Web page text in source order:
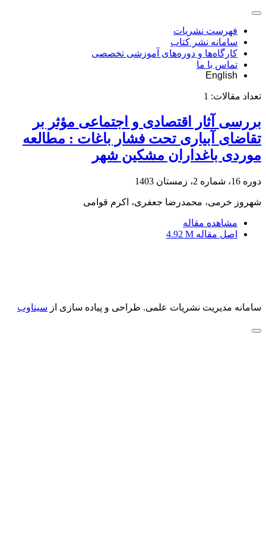
فهرست نشریات
سامانه نشر کتاب
کارگاه‌ها و دوره‌های آموزشی تخصصی
تماس با ما
English
تعداد مقالات: 1
بررسی آثار اقتصادی و اجتماعی مؤثر بر
تقاضای آبیاری تحت فشار باغات : مطالعه
موردی باغداران مشکین شهر
دوره 16، شماره 2، زمستان 1403
شهروز خرمی، محمدرضا جعفری، اکرم قوامی
مشاهده مقاله
اصل مقاله 4.92 M
سامانه مدیریت نشریات علمی. طراحی و پیاده سازی از سیناوب